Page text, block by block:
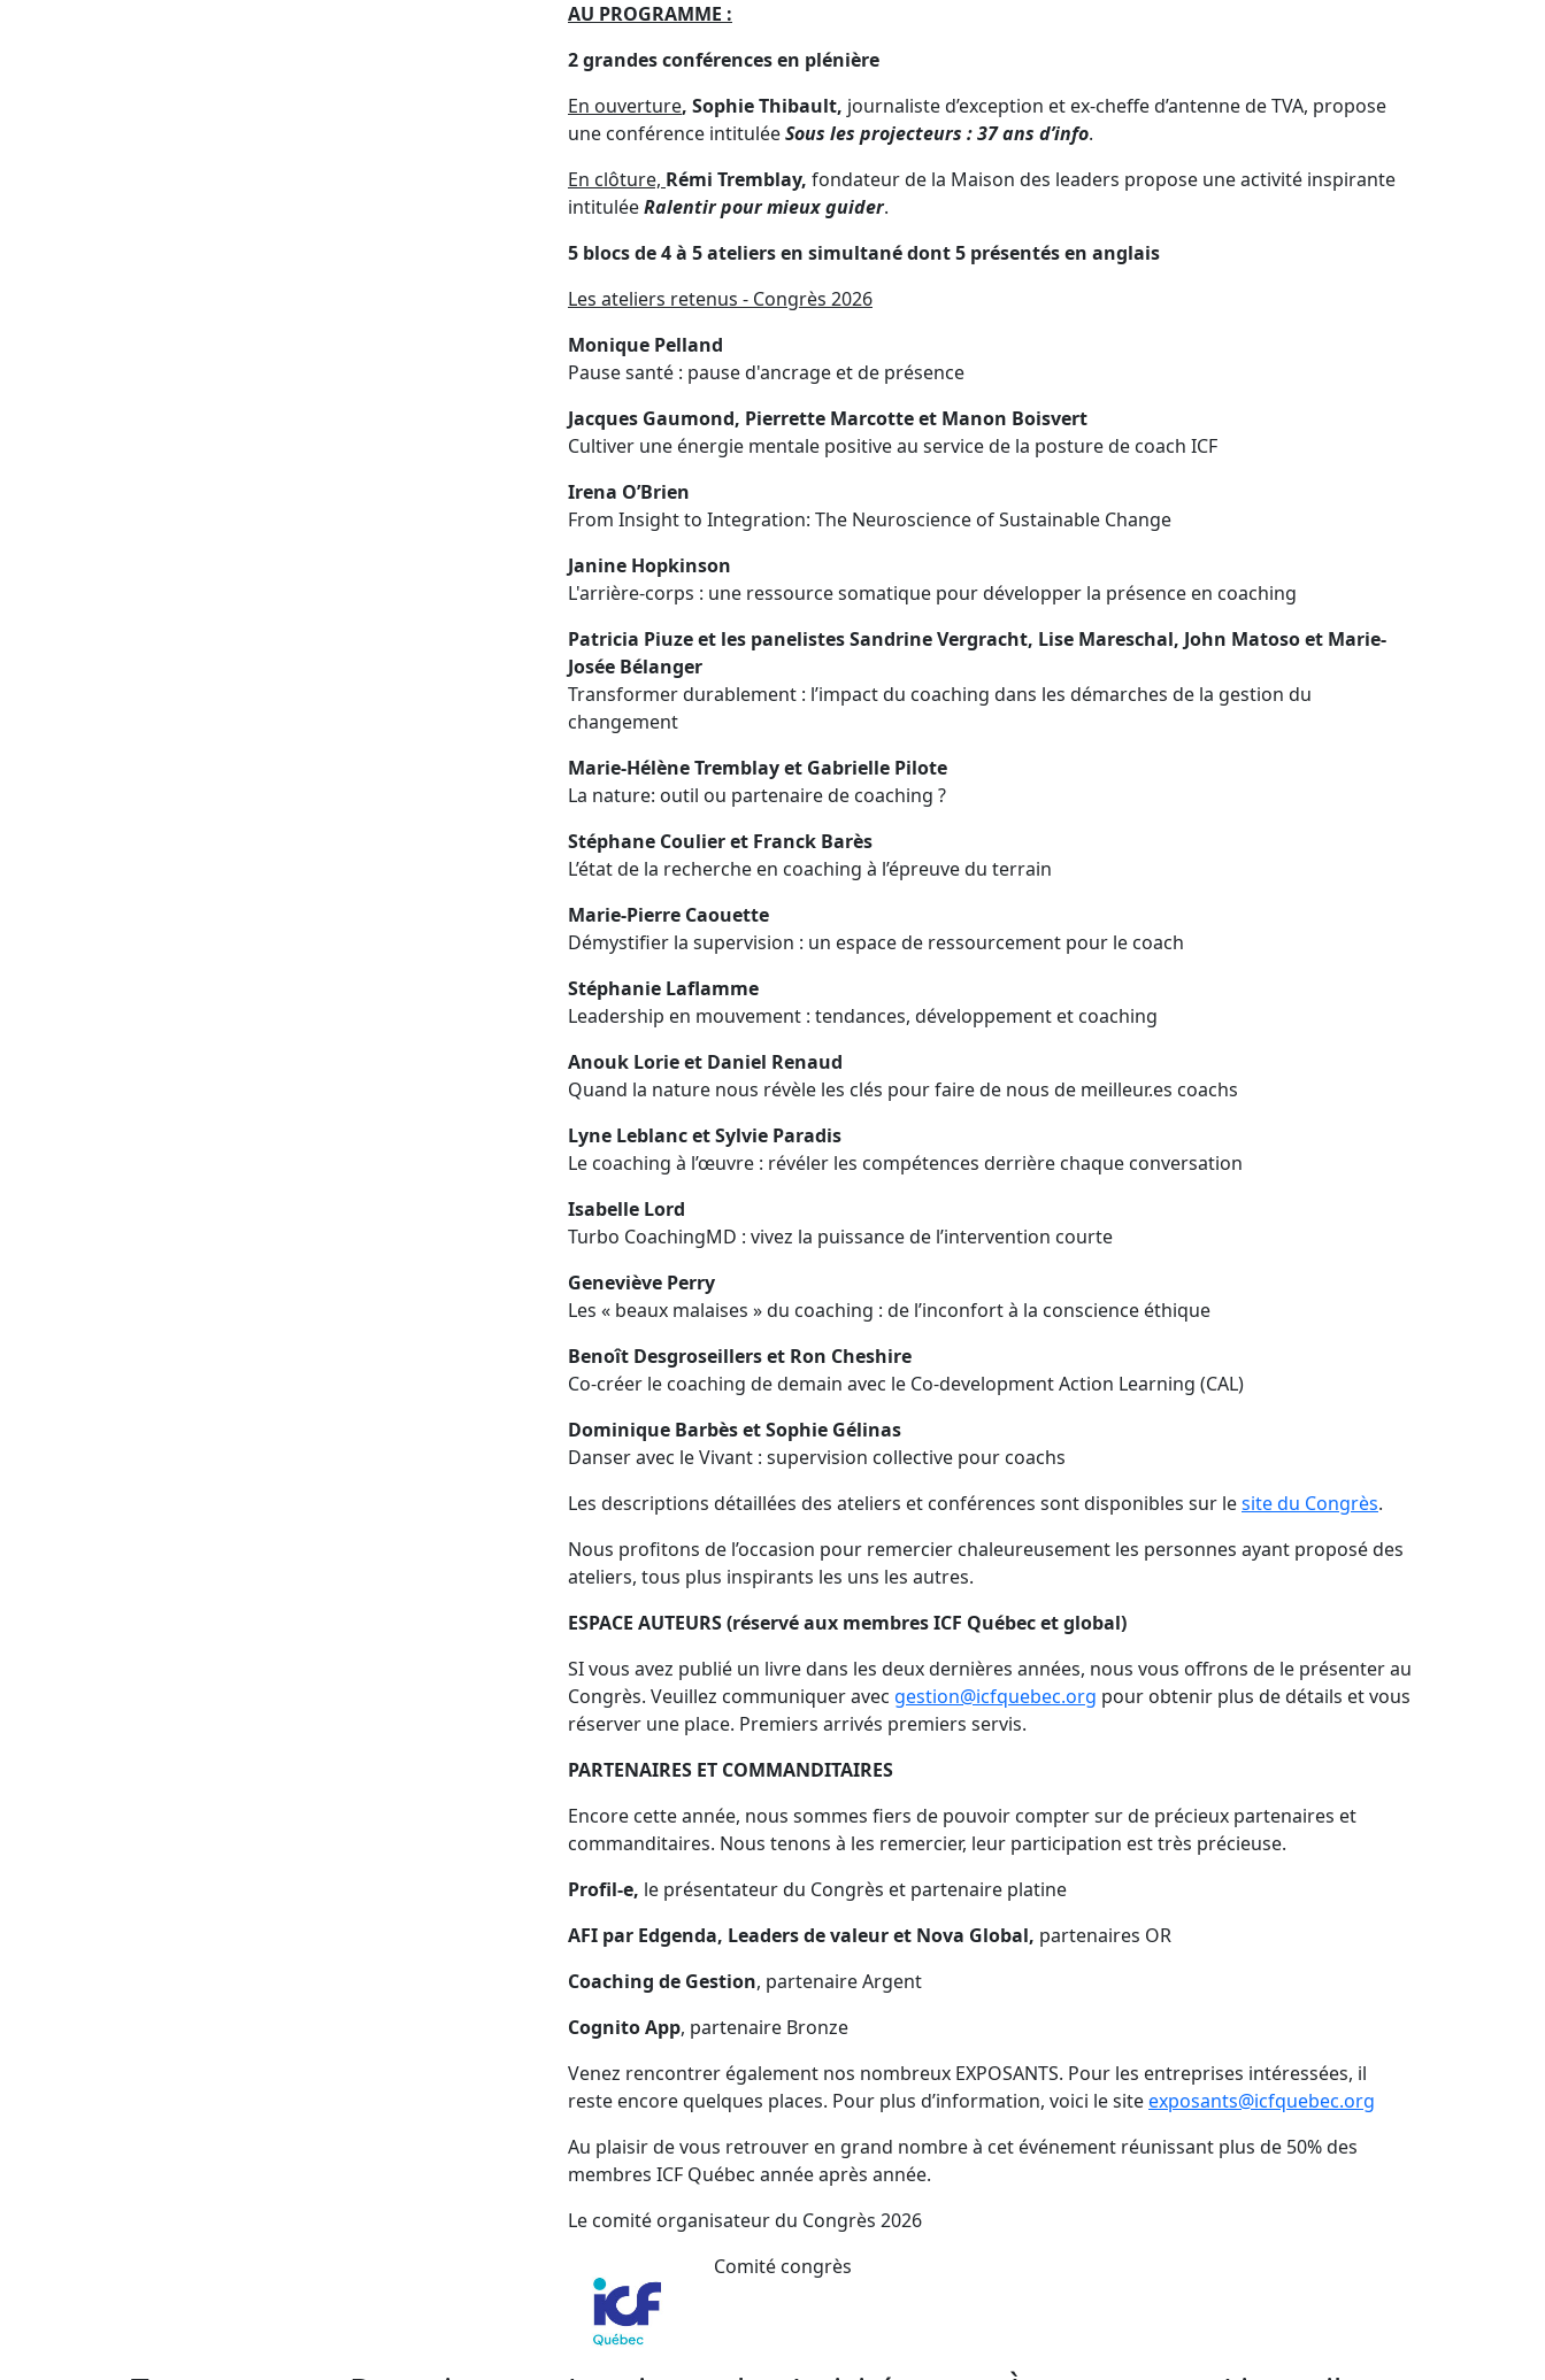
AU PROGRAMME :
2 grandes conférences en plénière
En ouverture, Sophie Thibault, journaliste d’exception et ex-cheffe d’antenne de TVA, propose
une conférence intituléeSous les projecteurs : 37 ans d’info.
En clôture, Rémi Tremblay, fondateur de la Maison des leaders propose une activité inspirante
intituléeRalentir pour mieux guider.
5 blocs de 4 à 5 ateliers en simultané dont 5 présentés en anglais
Les ateliers retenus - Congrès 2026
Monique Pelland
Pause santé : pause d'ancrage et de présence
Jacques Gaumond, Pierrette Marcotte et Manon Boisvert
Cultiver une énergie mentale positive au service de la posture de coach ICF
Irena O’Brien
From Insight to Integration: The Neuroscience of Sustainable Change
Janine Hopkinson
L'arrière-corps : une ressource somatique pour développer la présence en coaching
Patricia Piuze et les panelistes Sandrine Vergracht, Lise Mareschal, John Matoso et Marie-
Josée Bélanger
Transformer durablement : l’impact du coaching dans les démarches de la gestion du
changement
Marie-Hélène Tremblay et Gabrielle Pilote
La nature: outil ou partenaire de coaching ?
Stéphane Coulier et Franck Barès
L’état de la recherche en coaching à l’épreuve du terrain
Marie-Pierre Caouette
Démystifier la supervision : un espace de ressourcement pour le coach
Stéphanie Laflamme
Leadership en mouvement : tendances, développement et coaching
Anouk Lorie et Daniel Renaud
Quand la nature nous révèle les clés pour faire de nous de meilleur.es coachs
Lyne Leblanc et Sylvie Paradis
Le coaching à l’œuvre : révéler les compétences derrière chaque conversation
Isabelle Lord
Turbo CoachingMD : vivez la puissance de l’intervention courte
Geneviève Perry
Les « beaux malaises » du coaching : de l’inconfort à la conscience éthique
Benoît Desgroseillers et Ron Cheshire
Co-créer le coaching de demain avec le Co-development Action Learning (CAL)
Dominique Barbès et Sophie Gélinas
Danser avec le Vivant : supervision collective pour coachs
Les descriptions détaillées des ateliers et conférences sont disponibles sur lesite du Congrès.
Nous profitons de l’occasion pour remercier chaleureusement les personnes ayant proposé des
ateliers, tous plus inspirants les uns les autres.
ESPACE AUTEURS (réservé aux membres ICF Québec et global)
SI vous avez publié un livre dans les deux dernières années, nous vous offrons de le présenter au
Congrès. Veuillez communiquer avec gestion@icfquebec.org pour obtenir plus de détails et vous
réserver une place. Premiers arrivés premiers servis.
PARTENAIRES ET COMMANDITAIRES
Encore cette année, nous sommes fiers de pouvoir compter sur de précieux partenaires et
commanditaires. Nous tenons à les remercier, leur participation est très précieuse.
Profil-e, le présentateur du Congrès et partenaire platine
AFI par Edgenda, Leaders de valeur et Nova Global, partenaires OR
Coaching de Gestion, partenaire Argent
Cognito App, partenaire Bronze
Venez rencontrer également nos nombreux EXPOSANTS. Pour les entreprises intéressées, il
reste encore quelques places. Pour plus d’information, voici le siteexposants@icfquebec.org
Au plaisir de vous retrouver en grand nombre à cet événement réunissant plus de 50% des
membres ICF Québec année après année.
Le comité organisateur du Congrès 2026
Comité congrès